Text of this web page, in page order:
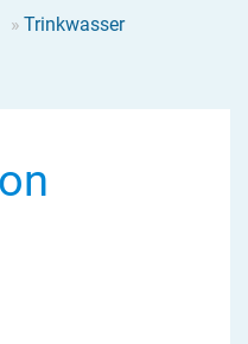
» Trinkwasser